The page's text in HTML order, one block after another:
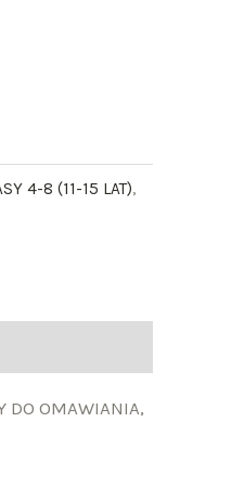
4-8 (11-15 LAT),
DO OMAWIANIA,